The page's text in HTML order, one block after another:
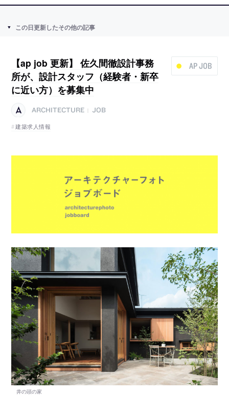
この日更新したその他の記事
AP JOB
【ap job 更新】 佐久間徹設計事務
所が、設計スタッフ（経験者・新卒
に近い方）を募集中
ARCHITECTURE
JOB
建築求人情報